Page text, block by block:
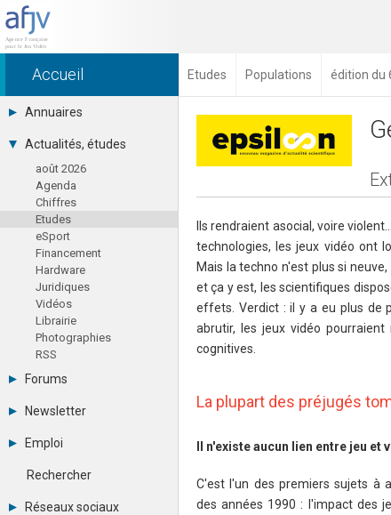
Accueil Etudes Populations édition du
Annuaires
Toutes les sociétés (691)
Studios (418)
Editeurs (49)
Distributeurs (16)
Hard. / Accessoires (10)
Middlewares (15)
Prestataires (99)
Assoc. / Syndicats (21)
Formations / Ecoles (46)
Presse spécialisée (17)
Actualités, études
août 2026
Agenda
Chiffres
Etudes
eSport
Financement
Hardware
Juridiques
Vidéos
Librairie
Photographies
RSS
Forums
Tous les forums
Se connecter
Messages privés
Contacter un modérateur
Newsletter
Archives
Abonnement
Emploi
Consulter les annonces
Observatoire de l'emploi
Rechercher
Réseaux sociaux
Ils rendraient asocial, voire
technologies, les jeux vidéo ont
Mais la techno n'est plus si
et ça y est, les scientifiques
effets. Verdict : il y a eu plus de
abrutir, les jeux vidéo
cognitives.
La plupart des préjugés
Il n'existe aucun lien entre jeu et
C'est l'un des premiers sujets à
des années 1990 : l'impact des